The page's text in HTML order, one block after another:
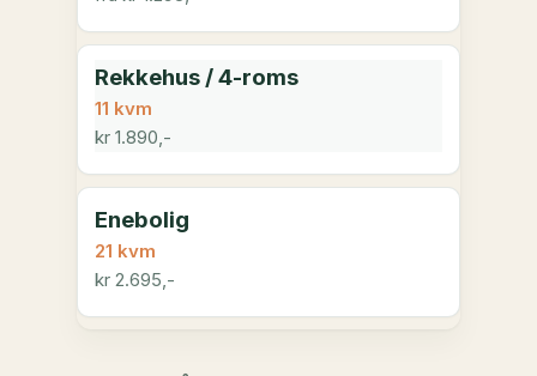
Rekkehus / 4-roms
11 kvm
kr 1.890,-
Enebolig
21 kvm
kr 2.695,-